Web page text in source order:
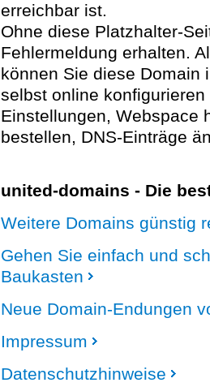
erreichbar ist.
Ohne diese Platzhalter-
Fehlermeldung erhalten.
können Sie diese Domain
selbst online
Einstellungen, Webspace
bestellen, DNS-Einträge
united-domains - Die
Weitere Domains günstig
Gehen Sie einfach und
Baukasten
Neue Domain-Endungen
Impressum
Datenschutzhinweise